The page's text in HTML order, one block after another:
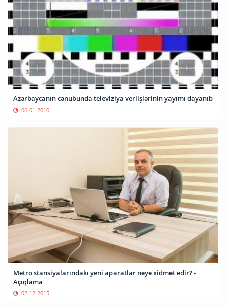
Azərbaycanın cənubunda televiziya verlişlərinin yayımı dayanıb
06-01-2010
Metro stansiyalarındakı yeni aparatlar nəyə xidmət edir? -
Açıqlama
02-12-2015